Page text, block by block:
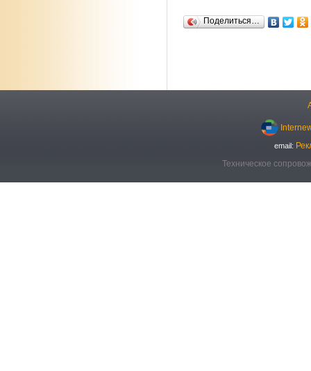
Поделиться…
email:
Техническое